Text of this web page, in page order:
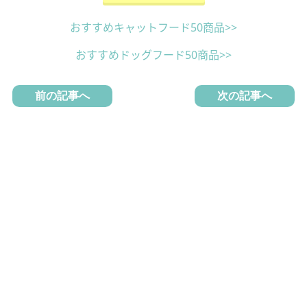
おすすめキャットフード50商品>>
おすすめドッグフード50商品>>
前の記事へ 次の記事へ